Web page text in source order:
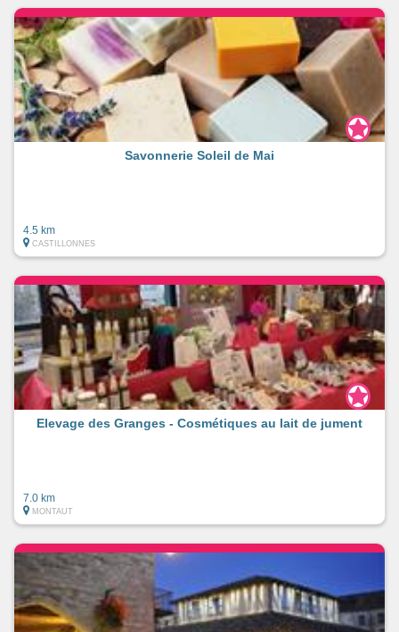
Savonnerie Soleil de Mai
4.5 km
CASTILLONNES
Elevage des Granges - Cosmétiques au lait de jument
7.0 km
MONTAUT